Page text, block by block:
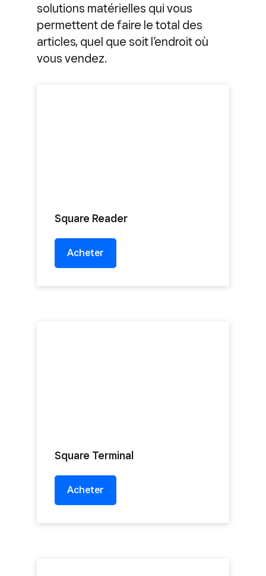
solutions matérielles qui vous
permettent de faire le total des
articles, quel que soit l’endroit où
vous vendez.
Square Reader
Acheter
Square Terminal
Acheter